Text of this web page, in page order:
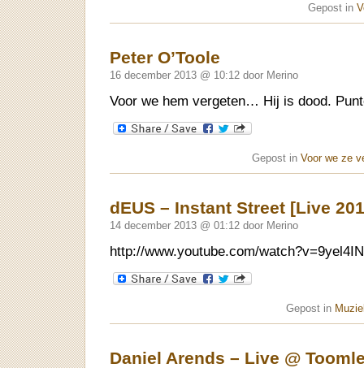
Gepost in
Peter O’Toole
16 december 2013 @ 10:12 door Merino
Voor we hem vergeten… Hij is dood.
Gepost in Voor we ze
dEUS – Instant Street [Live
14 december 2013 @ 01:12 door Merino
http://www.youtube.com/
Gepost in
Daniel Arends – Live @